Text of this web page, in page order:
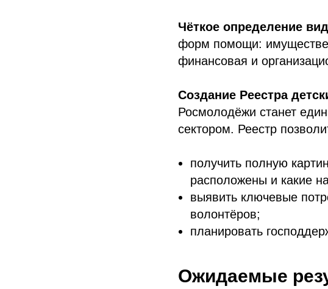
Чёткое определение
форм помощи:
финансовая и
Создание Реестра
Росмолодёжи станет
сектором. Реестр
получить полную
расположены и какие
выявить ключевые
волонтёров;
планировать
Ожидаемые